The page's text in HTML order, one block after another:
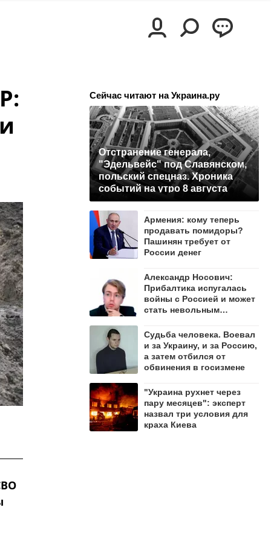
Сейчас читают на Украина.ру
Отстранение генерала,
"Эдельвейс" под Славянском,
польский спецназ. Хроника
событий на утро 8 августа
Армения: кому теперь
продавать помидоры?
Пашинян требует от
России денег
Александр Носович:
Прибалтика испугалась
войны с Россией и может
стать невольным
Судьба человека. Воевал
и за Украину, и за Россию,
а затем отбился от
обвинения в госизмене
"Украина рухнет через
пару месяцев": эксперт
назвал три условия для
краха Киева